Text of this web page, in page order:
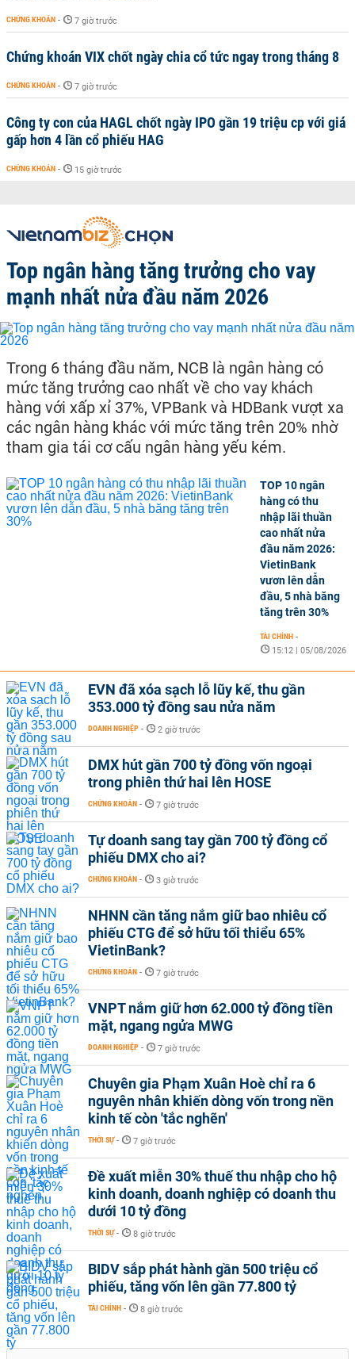
CHỨNG KHOÁN - 7 giờ trước
Chứng khoán VIX chốt ngày chia cổ tức ngay trong tháng 8
CHỨNG KHOÁN - 7 giờ trước
Công ty con của HAGL chốt ngày IPO gần 19 triệu cp với giá
gấp hơn 4 lần cổ phiếu HAG
CHỨNG KHOÁN - 15 giờ trước
Top ngân hàng tăng trưởng cho vay
mạnh nhất nửa đầu năm 2026
Trong 6 tháng đầu năm, NCB là ngân hàng có
mức tăng trưởng cao nhất về cho vay khách
hàng với xấp xỉ 37%, VPBank và HDBank vượt xa
các ngân hàng khác với mức tăng trên 20% nhờ
tham gia tái cơ cấu ngân hàng yếu kém.
TOP 10 ngân
hàng có thu
nhập lãi thuần
cao nhất nửa
đầu năm 2026:
VietinBank
vươn lên dẫn
đầu, 5 nhà băng
tăng trên 30%
TÀI CHÍNH -
15:12 | 05/08/2026
EVN đã xóa sạch lỗ lũy kế, thu gần
353.000 tỷ đồng sau nửa năm
DOANH NGHIỆP - 2 giờ trước
DMX hút gần 700 tỷ đồng vốn ngoại
trong phiên thứ hai lên HOSE
CHỨNG KHOÁN - 7 giờ trước
Tự doanh sang tay gần 700 tỷ đồng cổ
phiếu DMX cho ai?
CHỨNG KHOÁN - 3 giờ trước
NHNN cần tăng nắm giữ bao nhiêu cổ
phiếu CTG để sở hữu tối thiểu 65%
VietinBank?
CHỨNG KHOÁN - 7 giờ trước
VNPT nắm giữ hơn 62.000 tỷ đồng tiền
mặt, ngang ngửa MWG
DOANH NGHIỆP - 7 giờ trước
Chuyên gia Phạm Xuân Hoè chỉ ra 6
nguyên nhân khiến dòng vốn trong nền
kinh tế còn 'tắc nghẽn'
THỜI SỰ - 7 giờ trước
Đề xuất miễn 30% thuế thu nhập cho hộ
kinh doanh, doanh nghiệp có doanh thu
dưới 10 tỷ đồng
THỜI SỰ - 8 giờ trước
BIDV sắp phát hành gần 500 triệu cổ
phiếu, tăng vốn lên gần 77.800 tỷ
TÀI CHÍNH - 8 giờ trước